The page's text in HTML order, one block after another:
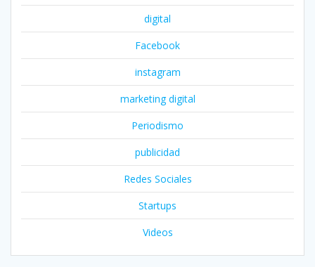
digital
Facebook
instagram
marketing digital
Periodismo
publicidad
Redes Sociales
Startups
Videos